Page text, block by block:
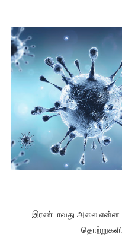
இரண்டாவது அலை என்ன